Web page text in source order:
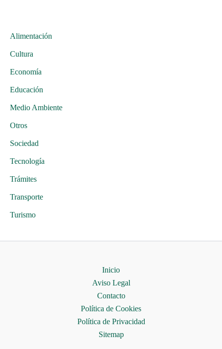
Alimentación
Cultura
Economía
Educación
Medio Ambiente
Otros
Sociedad
Tecnología
Trámites
Transporte
Turismo
Inicio
Aviso Legal
Contacto
Política de Cookies
Política de Privacidad
Sitemap